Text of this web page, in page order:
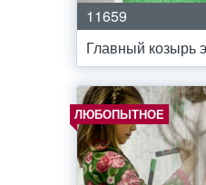
11659
Главный козырь
ЛЮБОПЫТНОЕ